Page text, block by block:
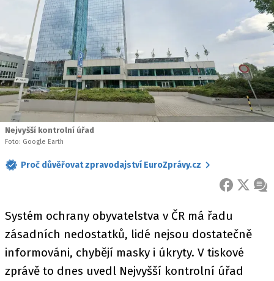
Nejvyšší kontrolní úřad
Foto: Google Earth
Proč důvěřovat zpravodajství EuroZprávy.cz
FACEBOOK
X
Systém ochrany obyvatelstva v ČR má řadu
zásadních nedostatků, lidé nejsou dostatečně
informováni, chybějí masky i úkryty. V tiskové
zprávě to dnes uvedl Nejvyšší kontrolní úřad